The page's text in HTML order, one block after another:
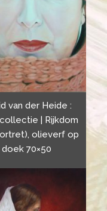
van der Heide :
| Rijkdom
olieverf op
doek 70×50